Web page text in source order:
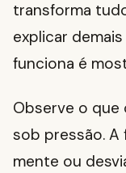
transforma
explicar
funciona é
Observe o que
sob pressão. A
mente ou